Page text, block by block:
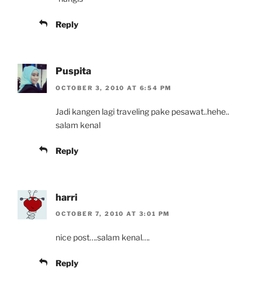
Reply
Puspita
OCTOBER 3, 2010 AT 6:54 PM
Jadi kangen lagi traveling pake pesawat..hehe..
salam kenal
Reply
harri
OCTOBER 7, 2010 AT 3:01 PM
nice post….salam kenal….
Reply